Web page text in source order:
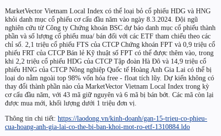
MarketVector Vietnam Local Index có thể loại bỏ cổ phiếu HDG và HNG
khỏi danh mục cổ phiếu cơ cấu đầu năm vào ngày 8.3.2024. Đội ngũ
nghiên cứu từ Công ty Chứng khoán BSC dự báo danh mục cổ phiếu thành
phần và số lượng cổ phiếu mua/ bán đối với các ETF tham chiếu theo các
chỉ số. 2,1 triệu cổ phiếu FTS của CTCP Chứng khoán FPT và 0,9 triệu cổ
phiếu FRT của CTCP Bán lẻ Kỹ thuật số FPT có thể được thêm vào, trong
khi 2,2 triệu cổ phiếu HDG của CTCP Tập đoàn Hà Đô và 14,9 triệu cổ
phiếu HNG của CTCP Nông nghiệp Quốc tế Hoàng Anh Gia Lai có thể bị
loại do nằm ngoài top 98% vốn hóa free - float tích lũy. Dự kiến không có
thay đổi thành phần nào của MarketVector Vietnam Local Index trong kỳ
cơ cấu đầu năm, với 43 mã giữ nguyên và 6 mã bị bán bớt. Các mã còn lại
được mua mới, khối lượng dưới 1 triệu đơn vị.
Thông tin chi tiết: https://laodong.vn/kinh-doanh/gan-15-trieu-co-phieu-
cua-hoang-anh-gia-lai-co-the-bi-ban-khoi-mot-ro-etf-1310884.ldo